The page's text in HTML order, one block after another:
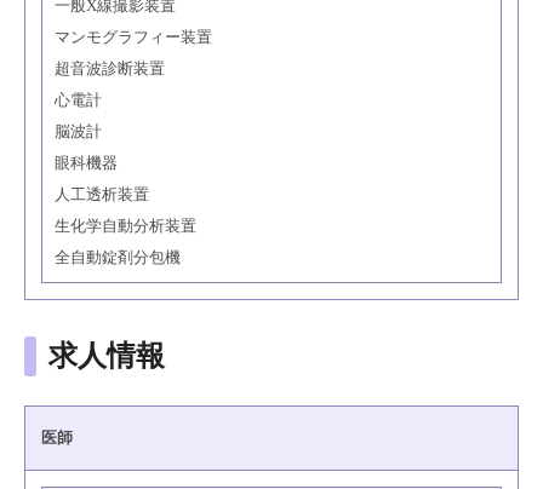
一般X線撮影装置
マンモグラフィー装置
超音波診断装置
心電計
脳波計
眼科機器
人工透析装置
生化学自動分析装置
全自動錠剤分包機
求人情報
医師